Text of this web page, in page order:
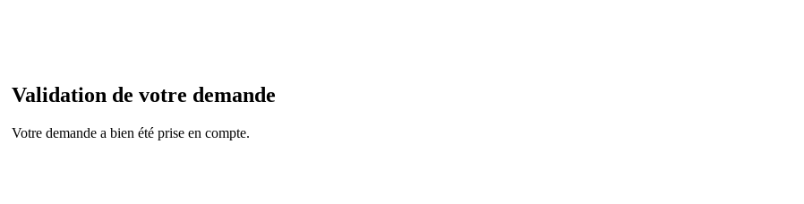
Validation de votre demande
Votre demande a bien été prise en compte.